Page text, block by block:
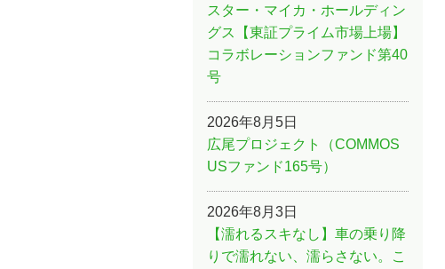
スター・マイカ・ホールディン
グス【東証プライム市場上場】
コラボレーションファンド第40
号
2026年8月5日
広尾プロジェクト（COMMOS
USファンド165号）
2026年8月3日
【濡れるスキなし】車の乗り降
りで濡れない、濡らさない。こ